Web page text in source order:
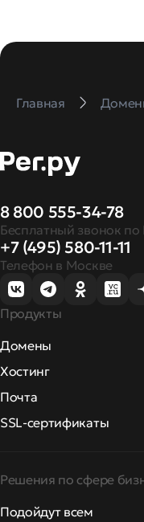
Главная
8 800 555-34-78
Бесплатный звонок по
+7 (495) 580-11-11
Телефон в Москве
Продукты
Домены
Хостинг
Почта
SSL-сертификаты
Решения по сфере
Подойдут всем